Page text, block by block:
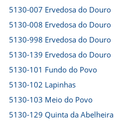
5130-007 Ervedosa do Douro
5130-008 Ervedosa do Douro
5130-998 Ervedosa do Douro
5130-139 Ervedosa do Douro
5130-101 Fundo do Povo
5130-102 Lapinhas
5130-103 Meio do Povo
5130-129 Quinta da Abelheira